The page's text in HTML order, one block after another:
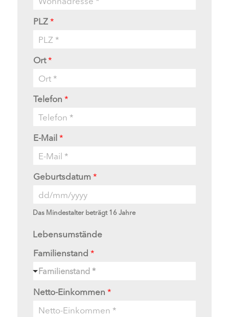
PLZ*
Ort*
Telefon *
E-Mail*
Geburtsdatum*
Das Mindestalter beträgt 16 Jahre
Lebensumstände
Familienstand *
Familienstand *
Netto-Einkommen *